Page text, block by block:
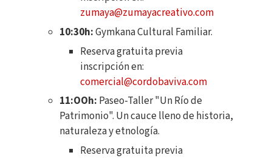
zumaya@zumayacreativo.com
10:30h:Gymkana Cultural Familiar.
Reserva gratuita previa
inscripción en:
comercial@cordobaviva.com
11:OOh: Paseo-Taller "Un Río de
Patrimonio". Un cauce lleno de historia,
naturaleza y etnología.
Reserva gratuita previa